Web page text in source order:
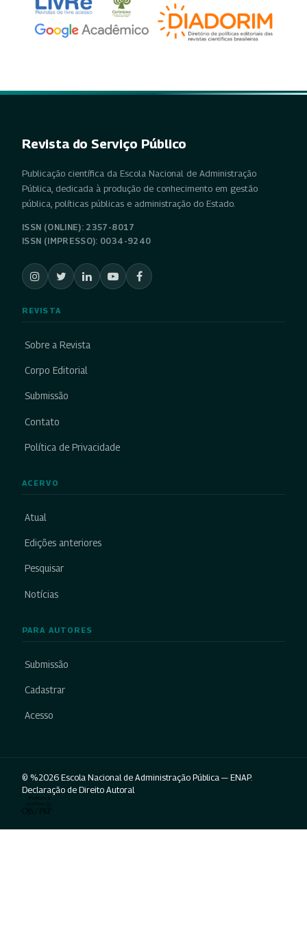
Revista do Serviço Público
Publicação científica da Escola Nacional de Administração
Pública, dedicada à produção de conhecimento em gestão
pública, políticas públicas e administração do Estado.
ISSN (ONLINE): 2357-8017
ISSN (IMPRESSO): 0034-9240
REVISTA
Sobre a Revista
Corpo Editorial
Submissão
Contato
Política de Privacidade
ACERVO
Atual
Edições anteriores
Pesquisar
Notícias
PARA AUTORES
Submissão
Cadastrar
Acesso
© %2026 Escola Nacional de Administração Pública — ENAP.
Declaração de Direito Autoral